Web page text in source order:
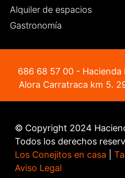
Alquiler de espacios
Gastronomía
686 68 57 00- Hacienda
Alora Carratraca km 5.
© Copyright 2024
Todos los derechos
Los Conejitos en casa
Aviso Legal